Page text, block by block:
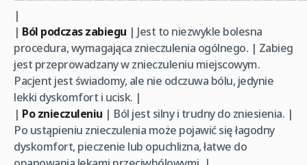
|
| Ból podczas zabiegu | Jest to niezwykle bolesna
procedura, wymagająca znieczulenia ogólnego. | Zabieg
jest przeprowadzany w znieczuleniu miejscowym.
Pacjent jest świadomy, ale nie odczuwa bólu, jedynie
lekki dyskomfort i ucisk. |
| Po znieczuleniu | Ból jest silny i trudny do zniesienia. |
Po ustąpieniu znieczulenia może pojawić się łagodny
dyskomfort, pieczenie lub opuchlizna, łatwe do